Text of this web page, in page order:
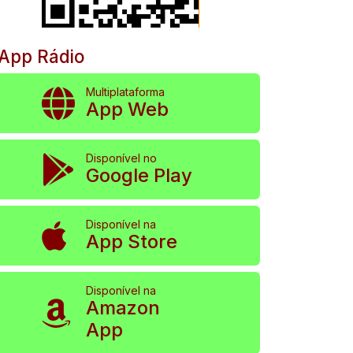
Rádio
Multiplataforma
App Web
Disponível no
Google Play
Disponível na
App Store
Disponível na
Amazon
App